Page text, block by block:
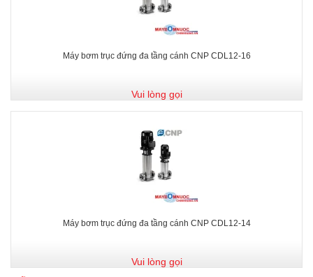
Máy bơm trục đứng đa tầng cánh CNP CDL12-16
Vui lòng gọi
Máy bơm trục đứng đa tầng cánh CNP CDL12-14
Vui lòng gọi